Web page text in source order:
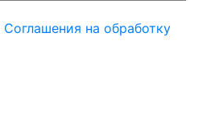
Соглашения на обработку